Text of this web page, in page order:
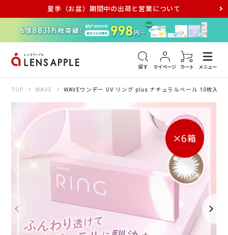
夏季（お盆）期間中の出荷と営業について
探す マイページ カート メニュー
アキュビュー メダリスト メガネ
TOP WAVE WAVEワンデー UV リング plus ナチュラルベール 10枚入り